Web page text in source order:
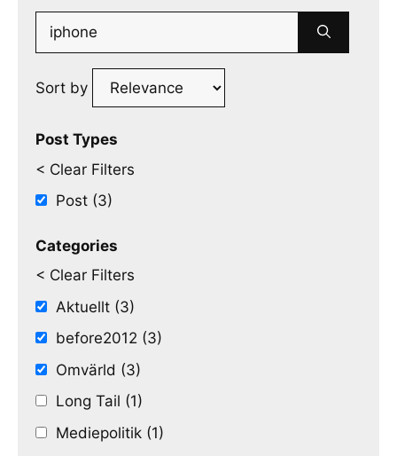
Search
for:
Sort by
Post Types
< Clear Filters
Post (3)
Categories
< Clear Filters
Aktuellt (3)
before2012 (3)
Omvärld (3)
Long Tail (1)
Mediepolitik (1)